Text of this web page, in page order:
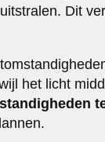
Dit
het licht